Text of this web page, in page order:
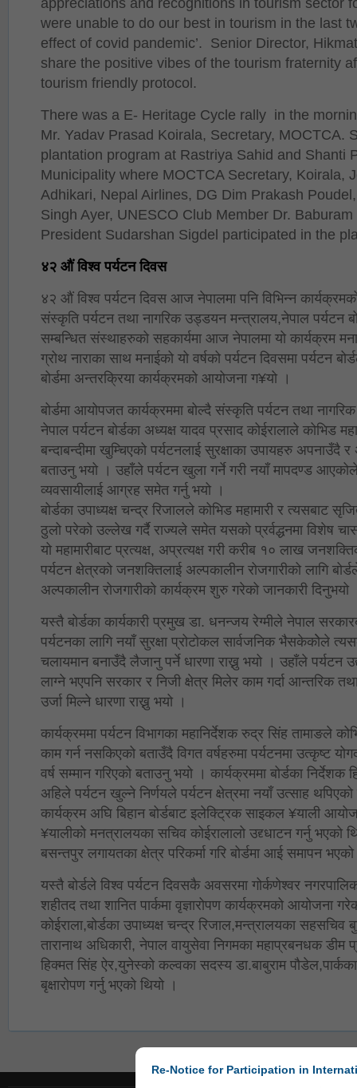
Re-Notice for Participation in
were unable to do our best in tourism in the last
effect of covid pandemic’. Senior Director,
share the positive vibes of the tourism fraternity
tourism friendly protocol.
There was a E- Heritage Cycle rally in the
Mr. Yadav Prasad Koirala, Secretary, MOCTCA.
plantation program at Rastriya Sahid and Shanti
Municipality where MOCTCA Secretary, Koirala,
Adhikari, Nepal Airlines, DG Dim Prakash
Singh Ayer, UNESCO Club Member Dr. Baburam
President Sudarshan Sigdel participated in the
४२ औं विश्व पर्यटन दिवस
४२ औं विश्व पर्यटन दिवस आज नेपालमा पनि विभिन्न
संस्कृति पर्यटन तथा नागरिक उड्डयन मन्त्रालय,नेपाल पर्यटन
सम्बन्धित संस्थाहरुको सहकार्यमा आज नेपालमा यो कार्यक्रम
ग्रोथ नाराका साथ मनाईको यो वर्षको पर्यटन दिवसमा पर्यटन
बोर्डमा अन्तरक्रिया कार्यक्रमको आयोजना ग¥यो ।
बोर्डमा आयोपजत कार्यक्रममा बोल्दै संस्कृति पर्यटन तथा
नेपाल पर्यटन बोर्डका अध्यक्ष यादव प्रसाद कोईरालाले कोभिड
बन्दाबन्दीमा खुम्चिएको पर्यटनलाई सुरक्षाका उपायहरु अपनाउँदै
बताउनु भयो । उहाँले पर्यटन खुला गर्ने गरी नयाँ मापदण्ड
व्यवसायीलाई आग्रह समेत गर्नु भयो ।
बोर्डका उपाध्यक्ष चन्द्र रिजालले कोभिड महामारी र त्यसबाट
ठुलो परेको उल्लेख गर्दै राज्यले समेत यसको प्रर्वद्धनमा विशेष
यो महामारीबाट प्रत्यक्ष, अप्रत्यक्ष गरी करीब १० लाख
पर्यटन क्षेत्रको जनशक्तिलाई अल्पकालीन रोजगारीको लागि
अल्पकालीन रोजगारीको कार्यक्रम शुरु गरेको जानकारी दिनुभयो
यस्तै बोर्डका कार्यकारी प्रमुख डा. धनन्जय रेग्मीले नेपाल
पर्यटनका लागि नयाँ सुरक्षा प्रोटोकल सार्वजनिक भैसकेकोेले
चलायमान बनाउँदै लैजानु पर्ने धारणा राख्नु भयो । उहाँले पर्यटन
लाग्ने भएपनि सरकार र निजी क्षेत्र मिलेर काम गर्दा आन्तरिक
उर्जा मिल्ने धारणा राख्नु भयो ।
कार्यक्रममा पर्यटन विभागका महानिर्देशक रुद्र सिंह तामाङले
काम गर्न नसकिएको बताउँदै विगत वर्षहरुमा पर्यटनमा उत्कृष्ट
वर्ष सम्मान गरिएको बताउनु भयो । कार्यक्रममा बोर्डका
अहिले पर्यटन खुल्ने निर्णयले पर्यटन क्षेत्रमा नयाँ उत्साह
कार्यक्रम अघि बिहान बोर्डबाट इलेक्ट्रिक साइकल ¥याली
¥यालीको मनत्रालयका सचिव कोईरालालो उद्द्धाटन गर्नु
बसन्तपुर लगायतका क्षेत्र परिकर्मा गरि बोर्डमा आई समापन
यस्तै बोर्डले विश्व पर्यटन दिवसकै अवसरमा गोर्कणेश्वर
शहीतद तथा शानित पार्कमा वृज्ञारोपण कार्यक्रमको आयोजना
कोईराला,बोर्डका उपाध्यक्ष चन्द्र रिजाल,मन्त्रालयका सहसचिव
तारानाथ अधिकारी, नेपाल वायुसेवा निगमका महाप्रबनधक डीम
हिक्मत सिंह ऐर,युनेस्को कल्वका सदस्य डा.बाबुराम
बृक्षारोपण गर्नु भएको थियो ।